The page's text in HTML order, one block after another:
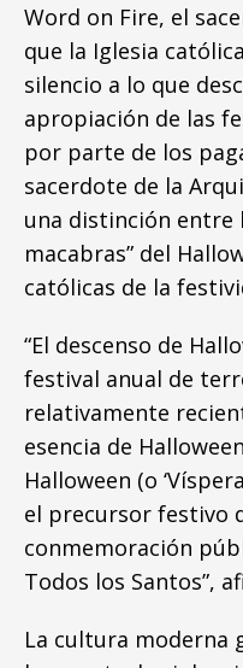
Word on Fire, el
que la Iglesia
silencio a lo que
apropiación de las
por parte de los
sacerdote de la
una distinción entre
macabras” del
católicas de la
“El descenso de
festival anual de
relativamente
esencia de
Halloween (o
el precursor festivo
conmemoración
Todos los Santos”,
La cultura moderna